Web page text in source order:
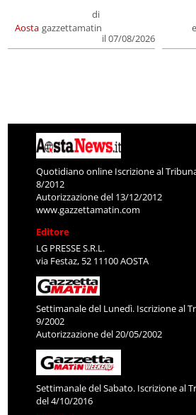
Aosta
di
gazzettamatin
il 07/08/2026
Quotidiano online Iscrizione al
8/2012
Autorizzazione del 13/12/2012
www.gazzettamatin.com
Editore
LG PRESSE S.R.L.
via Festaz, 52 11100 AOSTA
Settimanale del Lunedì. Iscrizione al
9/2002
Autorizzazione del 20/05/2002
Settimanale del Sabato. Iscrizione al
del 4/10/2016